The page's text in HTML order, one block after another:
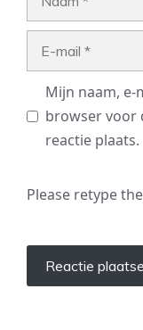
Mijn naam, e-
browser voor
reactie plaats.
Please retype